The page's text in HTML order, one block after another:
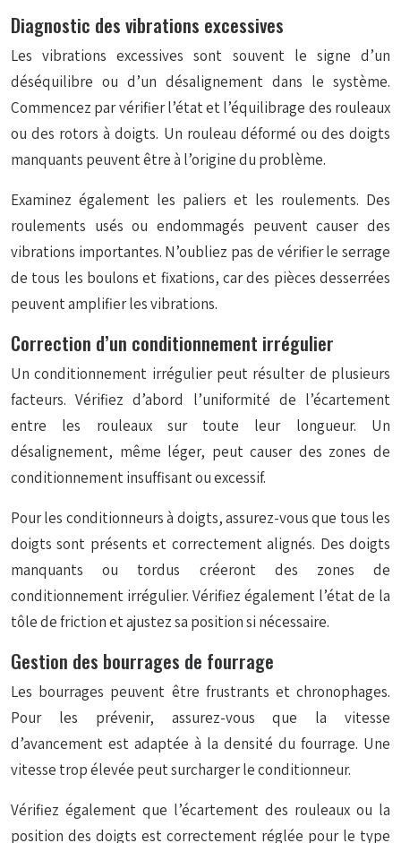
Diagnostic des vibrations excessives
Les vibrations excessives sont souvent le signe d’un
déséquilibre ou d’un désalignement dans le système.
Commencez par vérifier l’état et l’équilibrage des rouleaux
ou des rotors à doigts. Un rouleau déformé ou des doigts
manquants peuvent être à l’origine du problème.
Examinez également les paliers et les roulements. Des
roulements usés ou endommagés peuvent causer des
vibrations importantes. N’oubliez pas de vérifier le serrage
de tous les boulons et fixations, car des pièces desserrées
peuvent amplifier les vibrations.
Correction d’un conditionnement irrégulier
Un conditionnement irrégulier peut résulter de plusieurs
facteurs. Vérifiez d’abord l’uniformité de l’écartement
entre les rouleaux sur toute leur longueur. Un
désalignement, même léger, peut causer des zones de
conditionnement insuffisant ou excessif.
Pour les conditionneurs à doigts, assurez-vous que tous les
doigts sont présents et correctement alignés. Des doigts
manquants ou tordus créeront des zones de
conditionnement irrégulier. Vérifiez également l’état de la
tôle de friction et ajustez sa position si nécessaire.
Gestion des bourrages de fourrage
Les bourrages peuvent être frustrants et chronophages.
Pour les prévenir, assurez-vous que la vitesse
d’avancement est adaptée à la densité du fourrage. Une
vitesse trop élevée peut surcharger le conditionneur.
Vérifiez également que l’écartement des rouleaux ou la
position des doigts est correctement réglée pour le type